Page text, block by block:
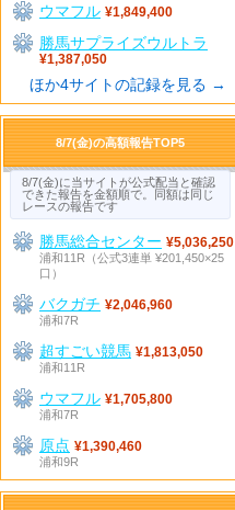
ウマフル ¥1,849,400
勝馬サプライズウルトラ
¥1,387,050
ほか4サイトの記録を見る →
8/7(金)の高額報告TOP5
8/7(金)に当サイトが公式配当と確認
できた報告を金額順で。同額は同じ
レースの報告です
勝馬総合センター ¥5,036,250
浦和11R（公式3連単 ¥201,450×25
口）
バクガチ ¥2,046,960
浦和7R
超すごい競馬 ¥1,813,050
浦和11R
ウマフル ¥1,705,800
浦和7R
原点 ¥1,390,460
浦和9R